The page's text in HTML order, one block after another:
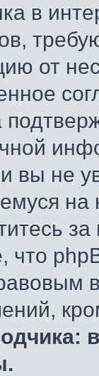
в
от
вы не
что